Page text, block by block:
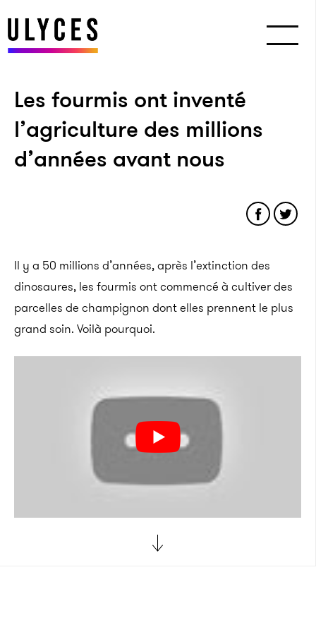
Les fourmis ont inventé
l’agriculture des millions
d’années avant nous
Il y a 50 millions d’années, après l’extinction des
dinosaures, les fourmis ont commencé à cultiver des
parcelles de champignon dont elles prennent le plus
grand soin. Voilà pourquoi.